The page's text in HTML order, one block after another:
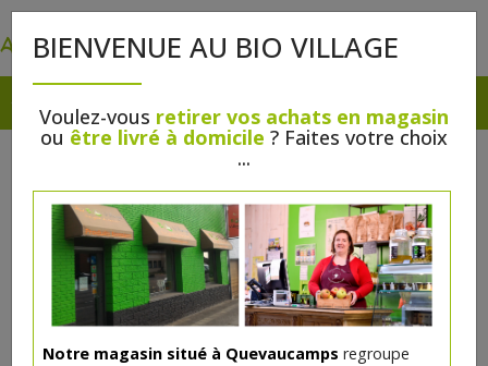
BIENVENUE AU BIO VILLAGE
Voulez-vous retirer vos achats en magasin
ou être livré à domicile ? Faites votre choix
...
Notre magasin situé à Quevaucamps regroupe